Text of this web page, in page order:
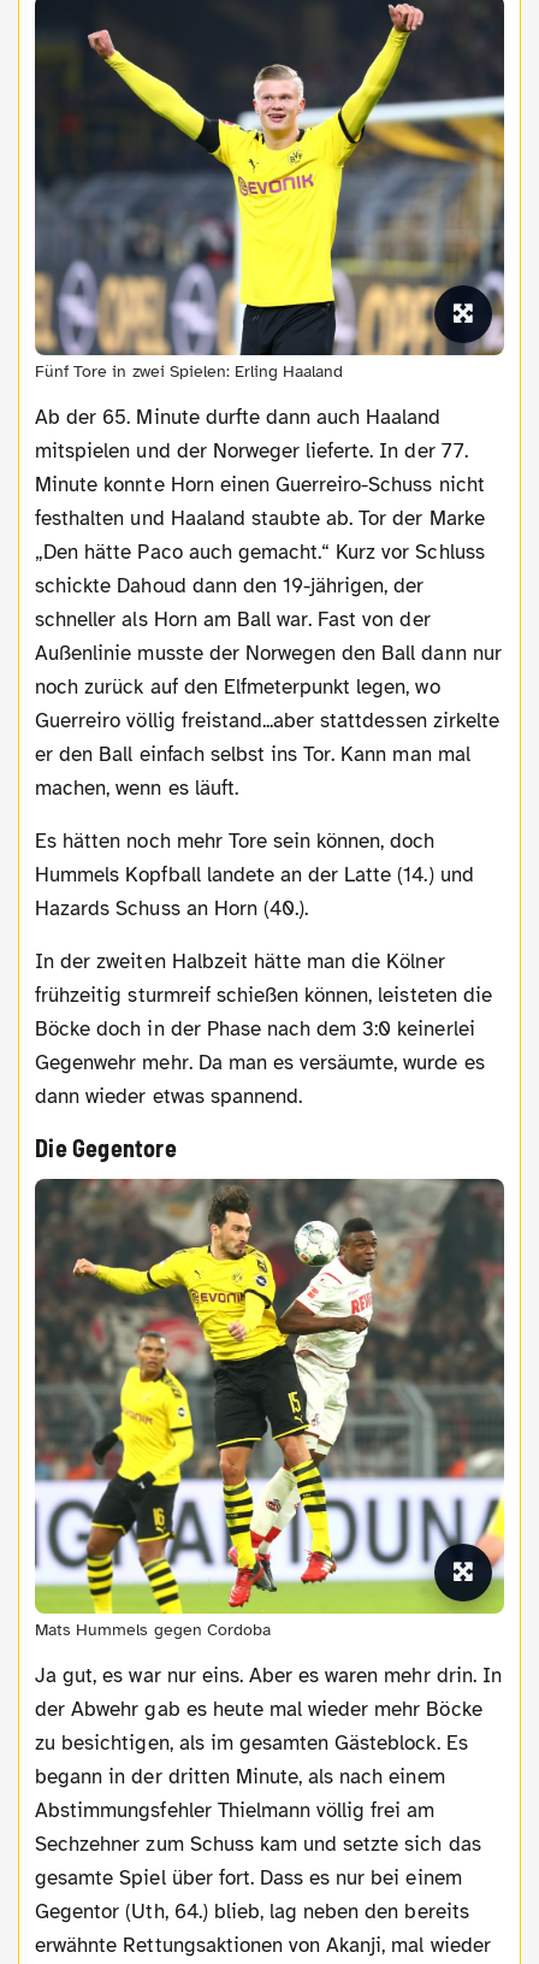
Fünf Tore in zwei Spielen: Erling Haaland
Ab der 65. Minute durfte dann auch Haaland
mitspielen und der Norweger lieferte. In der 77.
Minute konnte Horn einen Guerreiro-Schuss nicht
festhalten und Haaland staubte ab. Tor der Marke
„Den hätte Paco auch gemacht.“ Kurz vor Schluss
schickte Dahoud dann den 19-jährigen, der
schneller als Horn am Ball war. Fast von der
Außenlinie musste der Norwegen den Ball dann nur
noch zurück auf den Elfmeterpunkt legen, wo
Guerreiro völlig freistand...aber stattdessen zirkelte
er den Ball einfach selbst ins Tor. Kann man mal
machen, wenn es läuft.
Es hätten noch mehr Tore sein können, doch
Hummels Kopfball landete an der Latte (14.) und
Hazards Schuss an Horn (40.).
In der zweiten Halbzeit hätte man die Kölner
frühzeitig sturmreif schießen können, leisteten die
Böcke doch in der Phase nach dem 3:0 keinerlei
Gegenwehr mehr. Da man es versäumte, wurde es
dann wieder etwas spannend.
Die Gegentore
Mats Hummels gegen Cordoba
Ja gut, es war nur eins. Aber es waren mehr drin. In
der Abwehr gab es heute mal wieder mehr Böcke
zu besichtigen, als im gesamten Gästeblock. Es
begann in der dritten Minute, als nach einem
Abstimmungsfehler Thielmann völlig frei am
Sechzehner zum Schuss kam und setzte sich das
gesamte Spiel über fort. Dass es nur bei einem
Gegentor (Uth, 64.) blieb, lag neben den bereits
erwähnte Rettungsaktionen von Akanji, mal wieder